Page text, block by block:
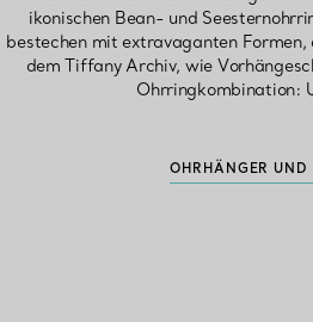
ikonischen Bean- und
bestechen mit extravaganten Formen,
dem Tiffany Archiv, wie
Ohrringkombination:
OHRHÄNGER